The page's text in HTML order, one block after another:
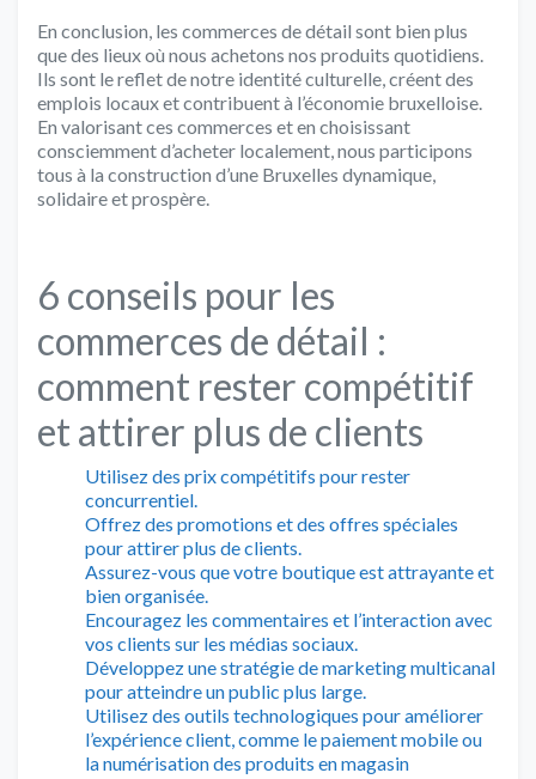
En conclusion, les commerces de détail sont bien plus
que des lieux où nous achetons nos produits quotidiens.
Ils sont le reflet de notre identité culturelle, créent des
emplois locaux et contribuent à l’économie bruxelloise.
En valorisant ces commerces et en choisissant
consciemment d’acheter localement, nous participons
tous à la construction d’une Bruxelles dynamique,
solidaire et prospère.
6 conseils pour les
commerces de détail :
comment rester compétitif
et attirer plus de clients
Utilisez des prix compétitifs pour rester
concurrentiel.
Offrez des promotions et des offres spéciales
pour attirer plus de clients.
Assurez-vous que votre boutique est attrayante et
bien organisée.
Encouragez les commentaires et l’interaction avec
vos clients sur les médias sociaux.
Développez une stratégie de marketing multicanal
pour atteindre un public plus large.
Utilisez des outils technologiques pour améliorer
l’expérience client, comme le paiement mobile ou
la numérisation des produits en magasin